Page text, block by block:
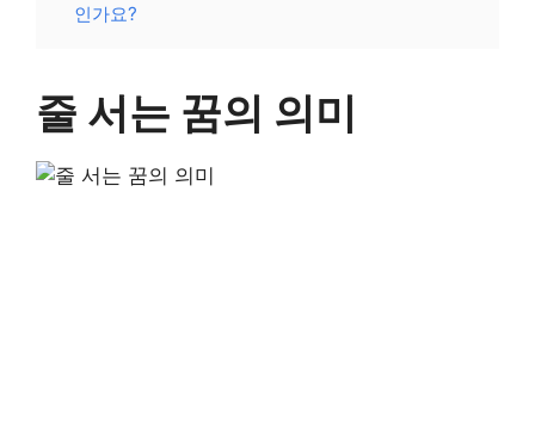
인가요?
줄 서는 꿈의 의미